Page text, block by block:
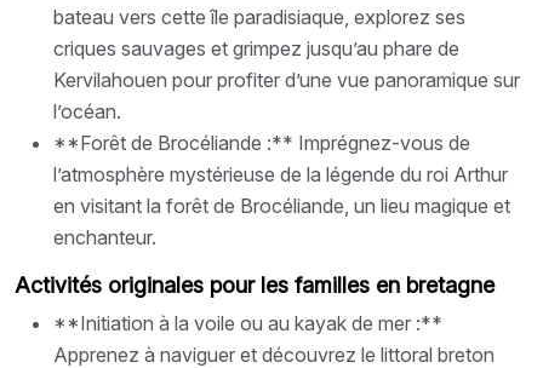
bateau vers cette île paradisiaque, explorez ses
criques sauvages et grimpez jusqu’au phare de
Kervilahouen pour profiter d’une vue panoramique sur
l’océan.
**Forêt de Brocéliande :** Imprégnez-vous de
l’atmosphère mystérieuse de la légende du roi Arthur
en visitant la forêt de Brocéliande, un lieu magique et
enchanteur.
Activités originales pour les familles en bretagne
**Initiation à la voile ou au kayak de mer :**
Apprenez à naviguer et découvrez le littoral breton